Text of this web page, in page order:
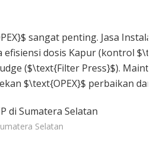
sangat penting. Jasa
efisiensi dosis Kapur (kontrol
($\text{Filter Press}$).
$\text{OPEX}$ perbaikan
Selatan